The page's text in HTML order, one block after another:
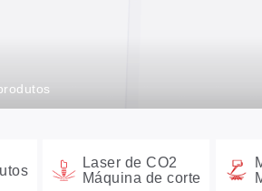
Laser de CO2
Máquina de corte